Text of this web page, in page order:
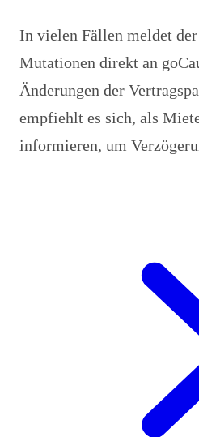
In vielen Fällen meldet
Mutationen direkt an
Änderungen der
empfiehlt es sich, als
informieren, um